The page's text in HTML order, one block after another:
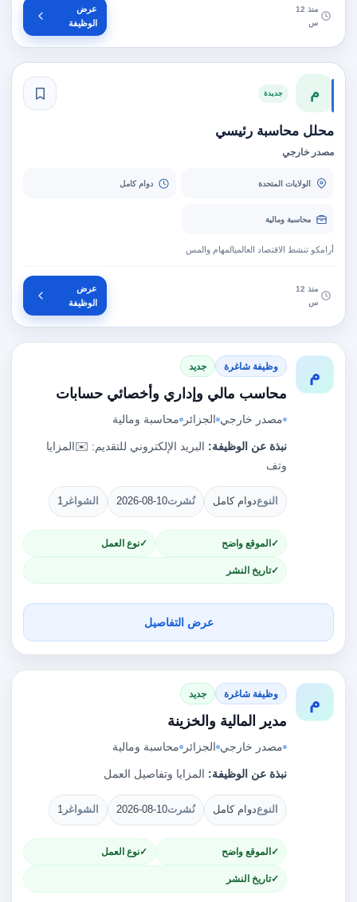
منذ 12
س
عرض
الوظيفة
م جديدة
محلل محاسبة رئيسي
مصدر خارجي
الولايات المتحدة دوام كامل
محاسبة ومالية
أرامكو تنشط الاقتصاد العالميالمهام والمس
منذ 12
س
عرض
الوظيفة
م وظيفة شاغرة جديد
محاسب مالي وإداري وأخصائي حسابات
مصدر خارجي الجزائر محاسبة ومالية
نبذة عن الوظيفة: البريد الإلكتروني للتقديم: ✉️المزايا
وتف
النوعدوام كامل نُشرت2026-08-10 الشواغر 1
الموقع واضح نوع العمل
تاريخ النشر
عرض التفاصيل
م وظيفة شاغرة جديد
مدير المالية والخزينة
مصدر خارجي الجزائر محاسبة ومالية
نبذة عن الوظيفة: المزايا وتفاصيل العمل
النوعدوام كامل نُشرت2026-08-10 الشواغر 1
الموقع واضح نوع العمل
تاريخ النشر